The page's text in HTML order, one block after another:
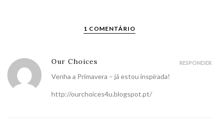
1 COMENTÁRIO
Our Choices
Venha a Primavera – já estou inspirada!
http://ourchoices4u.blogspot.pt/
RESPONDER